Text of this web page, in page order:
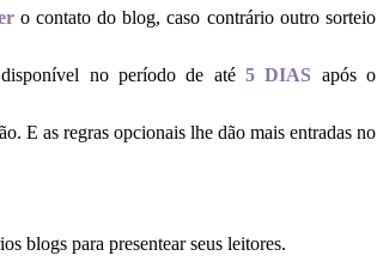
o contato do blog, caso contrário outro sorteio
no período de até 5 DIAS após o
E as regras opcionais lhe dão mais entradas no
blogs para presentear seus leitores.